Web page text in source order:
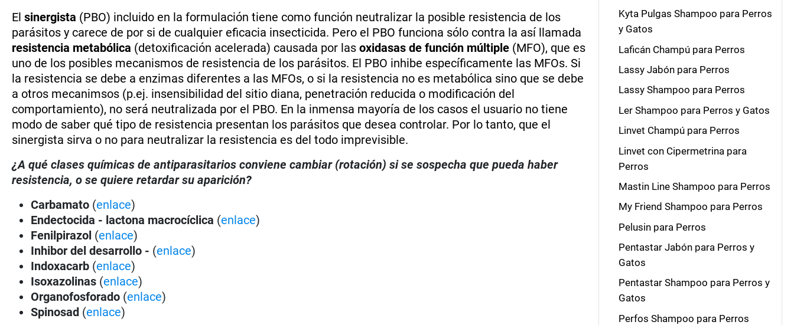
Elsinergista (PBO) incluido en la formulación tiene como función neutralizar la posible resistencia de los
parásitos y carece de por si de cualquier eficacia insecticida. Pero el PBO funciona sólo contra la así llamada
resistencia metabólica (detoxificación acelerada) causada por lasoxidasas de función múltiple (MFO), que es
uno de los posibles mecanismos de resistencia de los parásitos. El PBO inhibe específicamente las MFOs. Si
la resistencia se debe a enzimas diferentes a las MFOs, o si la resistencia no es metabólica sino que se debe
a otros mecanimsos (p.ej. insensibilidad del sitio diana, penetración reducida o modificación del
comportamiento), no será neutralizada por el PBO. En la inmensa mayoría de los casos el usuario no tiene
modo de saber qué tipo de resistencia presentan los parásitos que desea controlar. Por lo tanto, que el
sinergista sirva o no para neutralizar la resistencia es del todo imprevisible.
¿A qué clases químicas de antiparasitarios conviene cambiar (rotación) si se sospecha que pueda haber
resistencia, o se quiere retardar su aparición?
Carbamato (enlace)
Endectocida - lactona macrocíclica (enlace)
Fenilpirazol (enlace)
Inhibor del desarrollo - (enlace)
Indoxacarb (enlace)
Isoxazolinas (enlace)
Organofosforado (enlace)
Spinosad (enlace)
Kyta Pulgas Shampoo para Perros
y Gatos
Laficán Champú para Perros
Lassy Jabón para Perros
Lassy Shampoo para Perros
Ler Shampoo para Perros y Gatos
Linvet Champú para Perros
Linvet con Cipermetrina para
Perros
Mastin Line Shampoo para Perros
My Friend Shampoo para Perros
Pelusin para Perros
Pentastar Jabón para Perros y
Gatos
Pentastar Shampoo para Perros y
Gatos
Perfos Shampoo para Perros